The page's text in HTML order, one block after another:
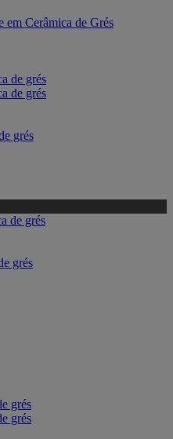
em Cerâmica de Grés
grés
grés